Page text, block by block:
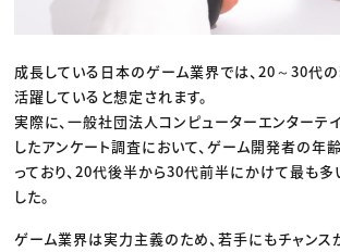
成長している日本のゲーム業界では、20～30代
活躍していると想定されます。
実際に、一般社団法人コンピューターエンターテ
したアンケート調査において、ゲーム開発者の年
っており、20代後半から30代前半にかけて最も
した。
ゲーム業界は実力主義のため、若手にもチャンス